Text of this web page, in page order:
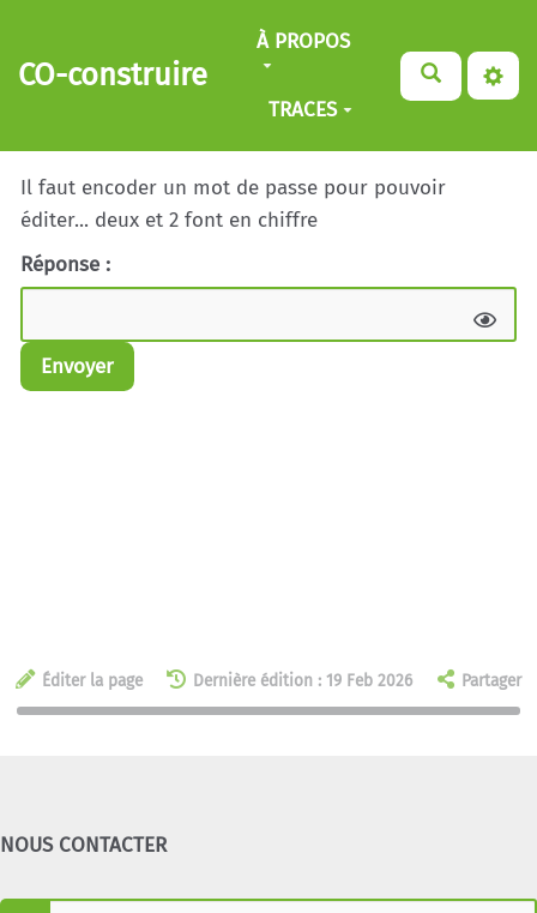
Aller au contenu principal
CO-construire
À PROPOS
TRACES
Il faut encoder un mot de passe pour pouvoir
éditer... deux et 2 font en chiffre
Réponse :
Envoyer
Éditer la page Dernière édition : 19 Feb 2026 Partager
NOUS CONTACTER